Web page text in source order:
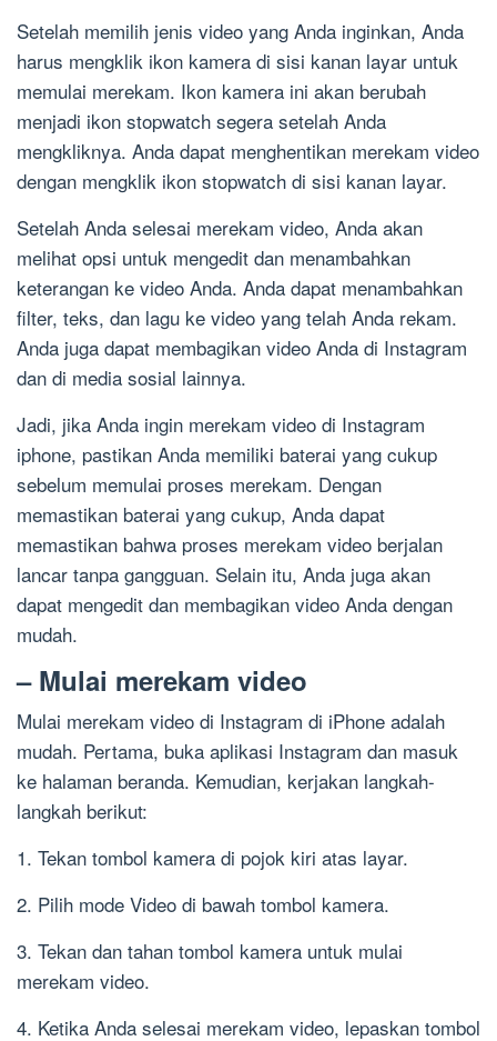
Setelah memilih jenis video yang Anda inginkan, Anda
harus mengklik ikon kamera di sisi kanan layar untuk
memulai merekam. Ikon kamera ini akan berubah
menjadi ikon stopwatch segera setelah Anda
mengkliknya. Anda dapat menghentikan merekam video
dengan mengklik ikon stopwatch di sisi kanan layar.
Setelah Anda selesai merekam video, Anda akan
melihat opsi untuk mengedit dan menambahkan
keterangan ke video Anda. Anda dapat menambahkan
filter, teks, dan lagu ke video yang telah Anda rekam.
Anda juga dapat membagikan video Anda di Instagram
dan di media sosial lainnya.
Jadi, jika Anda ingin merekam video di Instagram
iphone, pastikan Anda memiliki baterai yang cukup
sebelum memulai proses merekam. Dengan
memastikan baterai yang cukup, Anda dapat
memastikan bahwa proses merekam video berjalan
lancar tanpa gangguan. Selain itu, Anda juga akan
dapat mengedit dan membagikan video Anda dengan
mudah.
– Mulai merekam video
Mulai merekam video di Instagram di iPhone adalah
mudah. Pertama, buka aplikasi Instagram dan masuk
ke halaman beranda. Kemudian, kerjakan langkah-
langkah berikut:
1. Tekan tombol kamera di pojok kiri atas layar.
2. Pilih mode Video di bawah tombol kamera.
3. Tekan dan tahan tombol kamera untuk mulai
merekam video.
4. Ketika Anda selesai merekam video, lepaskan tombol